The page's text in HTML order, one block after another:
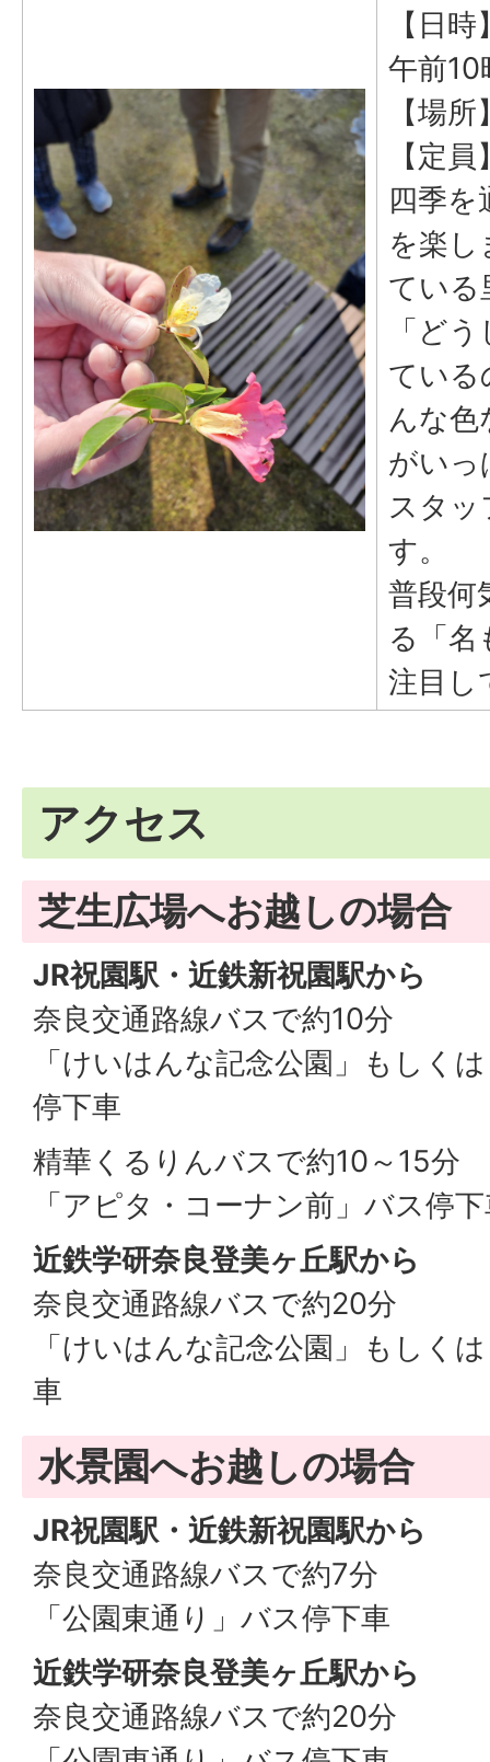
【日
午前10
【場
【定
四季
を楽
ている
「ど
ている
んな色
がいっ
スタ
す。
普段何
る「名
注目し
アクセス
芝生広場へお越しの場合
JR祝園駅・近鉄新祝園駅から
奈良交通路線バスで約10分
「けいはんな記念公園」もしく
停下車
精華くるりんバスで約10～15分
「アピタ・コーナン前」バス停
近鉄学研奈良登美ヶ丘駅から
奈良交通路線バスで約20分
「けいはんな記念公園」もしく
車
水景園へお越しの場合
JR祝園駅・近鉄新祝園駅から
奈良交通路線バスで約7分
「公園東通り」バス停下車
近鉄学研奈良登美ヶ丘駅から
奈良交通路線バスで約20分